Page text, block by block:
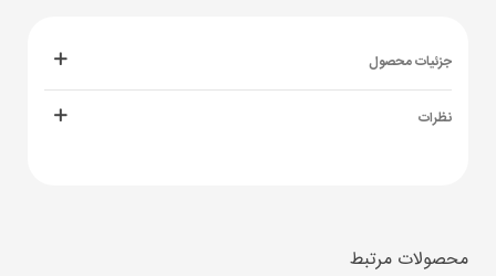
جزئیات محصول
نظرات
محصولات مرتبط